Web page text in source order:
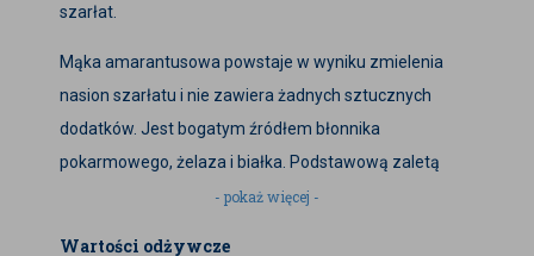
szarłat.
Mąka amarantusowa powstaje w wyniku zmielenia
nasion szarłatu i nie zawiera żadnych sztucznych
dodatków. Jest bogatym źródłem błonnika
pokarmowego, żelaza i białka. Podstawową zaletą
mąki amarantusowej jest jej wysoka wartość
- pokaż więcej -
Wartości odżywcze